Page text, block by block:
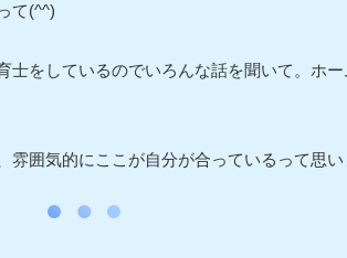
て(^^)
士をしているのでいろんな話を聞いて。ホ
囲気的にここが自分が合っているって思